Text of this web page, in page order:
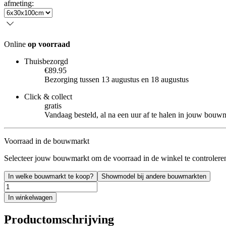
afmeting:
Online op voorraad
Thuisbezorgd
€89.95
Bezorging tussen 13 augustus en 18 augustus
Click & collect
gratis
Vandaag besteld, al na een uur af te halen in jouw
Voorraad in de bouwmarkt
Selecteer jouw bouwmarkt om de voorraad in de winkel te
In welke bouwmarkt te koop? Showmodel bij andere bouwmarkten
In winkelwagen
Productomschrijving